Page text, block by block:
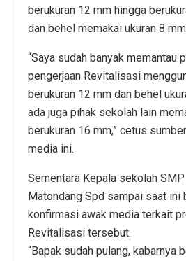
berukuran 12 mm hingga
dan behel memakai ukuran 8
“Saya sudah banyak memantau
pengerjaan Revitalisasi
berukuran 12 mm dan behel
ada juga pihak sekolah lain
berukuran 16 mm,” cetus
media ini.
Sementara Kepala sekolah
Matondang Spd sampai saat ini
konfirmasi awak media terkait
Revitalisasi tersebut.
“Bapak sudah pulang, kabarnya